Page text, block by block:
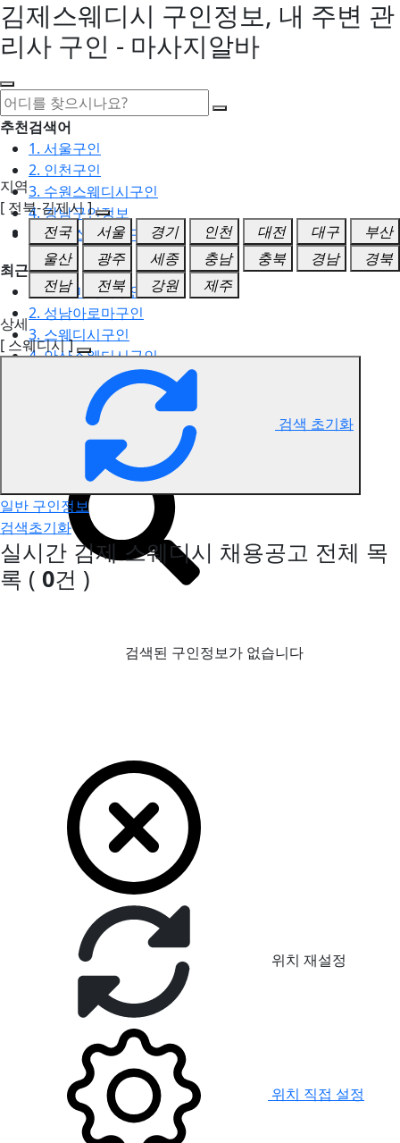
김제스웨디시 구인정보, 내 주변 관
리사 구인 - 마사지알바
추천검색어
1. 서울구인
2. 인천구인
3. 수원스웨디시구인
4. 강남구인정보
5. 동탄스웨디시구인
최근검색어
1. 일산마사지구인
2. 성남아로마구인
3. 스웨디시구인
4. 안산스웨디시구인
5. 아로마구인
김제 스웨디시 구인정보
지역
[ 전북-김제시 ]
전국
서울 경기 인천 대전 대구
부산
울산
광주 세종 충남 충북 경남
경북
전남
전북 강원
제주
상세
[ 스웨디시 ]
검색 초기화
일반 구인정보
검색초기화
실시간 김제 스웨디시 채용공고 전체 목
록 ( 0건 )
검색된 구인정보가 없습니다
위치 재설정
위치 직접 설정